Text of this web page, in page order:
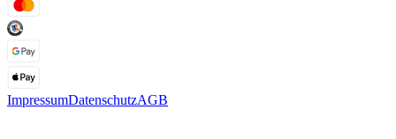
ImpressumDatenschutzAGB